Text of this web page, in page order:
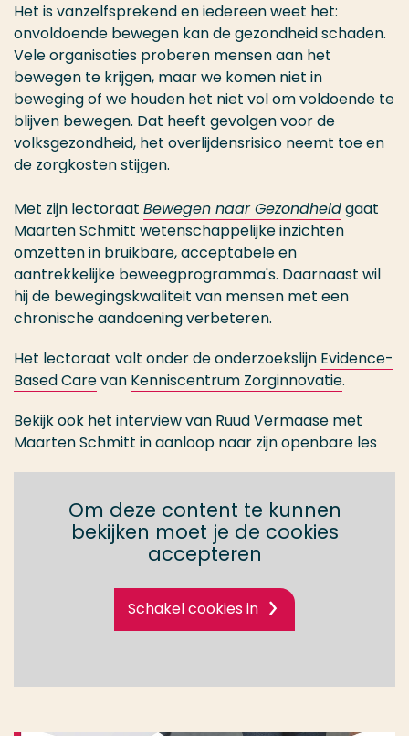
Het is vanzelfsprekend en iedereen weet het:
onvoldoende bewegen kan de gezondheid schaden.
Vele organisaties proberen mensen aan het
bewegen te krijgen, maar we komen niet in
beweging of we houden het niet vol om voldoende te
blijven bewegen. Dat heeft gevolgen voor de
volksgezondheid, het overlijdensrisico neemt toe en
de zorgkosten stijgen.
Met zijn lectoraat Bewegen naar Gezondheidgaat
Maarten Schmitt wetenschappelijke inzichten
omzetten in bruikbare, acceptabele en
aantrekkelijke beweegprogramma's. Daarnaast wil
hij de bewegingskwaliteit van mensen met een
chronische aandoening verbeteren.
Het lectoraat valt onder de onderzoekslijn Evidence-
Based Carevan Kenniscentrum Zorginnovatie.
Bekijk ook het interview van Ruud Vermaase met
Maarten Schmitt in aanloop naar zijn openbare les
Om deze content te kunnen
bekijken moet je de cookies
accepteren
Schakel cookies in